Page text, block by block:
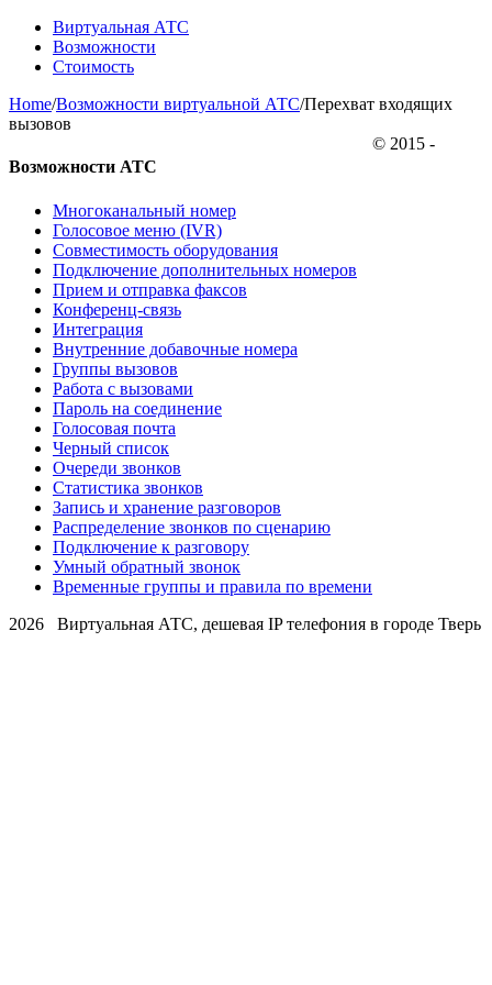
Виртуальная АТС
Возможности
Стоимость
Home/Возможности виртуальной АТС/Перехват входящих
вызовов
Возможности АТС
Многоканальный номер
Голосовое меню (IVR)
Совместимость оборудования
Подключение дополнительных номеров
Прием и отправка факсов
Конференц-связь
Интеграция
Внутренние добавочные номера
Группы вызовов
Работа с вызовами
Пароль на соединение
Голосовая почта
Черный список
Очереди звонков
Статистика звонков
Запись и хранение разговоров
Распределение звонков по сценарию
Подключение к разговору
Умный обратный звонок
Временные группы и правила по времени
© 2015 -
2026 Виртуальная АТС, дешевая IP телефония в городе Тверь